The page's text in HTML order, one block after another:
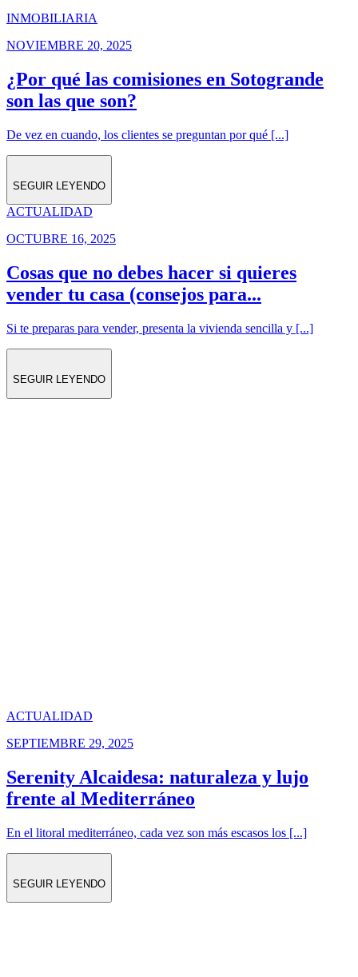
INMOBILIARIA
NOVIEMBRE 20, 2025
¿Por qué las comisiones en Sotogrande
son las que son?
De vez en cuando, los clientes se preguntan por qué [...]
SEGUIR LEYENDO
ACTUALIDAD
OCTUBRE 16, 2025
Cosas que no debes hacer si quieres
vender tu casa (consejos para...
Si te preparas para vender, presenta la vivienda sencilla y [...]
SEGUIR LEYENDO
ACTUALIDAD
SEPTIEMBRE 29, 2025
Serenity Alcaidesa: naturaleza y lujo
frente al Mediterráneo
En el litoral mediterráneo, cada vez son más escasos los [...]
SEGUIR LEYENDO